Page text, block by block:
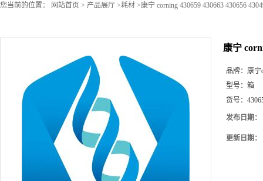
您当前的位置： 网站首页 > 产品展厅 >耗材 >康宁 corning 430659 430663 430656
康宁
品牌： 康宁
型号： 箱
货号：
发布日期：
更新日期：